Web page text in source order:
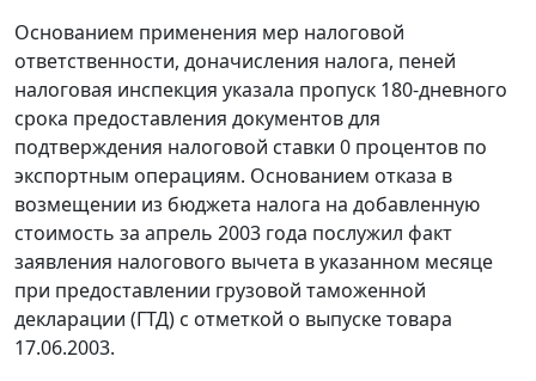
Основанием применения мер налоговой
ответственности, доначисления налога, пеней
налоговая инспекция указала пропуск 180-дневного
срока предоставления документов для
подтверждения налоговой ставки 0 процентов по
экспортным операциям. Основанием отказа в
возмещении из бюджета налога на добавленную
стоимость за апрель 2003 года послужил факт
заявления налогового вычета в указанном месяце
при предоставлении грузовой таможенной
декларации (ГТД) с отметкой о выпуске товара
17.06.2003.